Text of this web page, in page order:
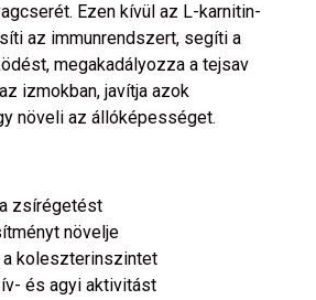
Ezen kívül az L-karnitin-
az immunrendszert, segíti a
megakadályozza a tejsav
izmokban, javítja azok
növeli az állóképességet.
zsírégetést
növelje
koleszterinszintet
és agyi aktivitást